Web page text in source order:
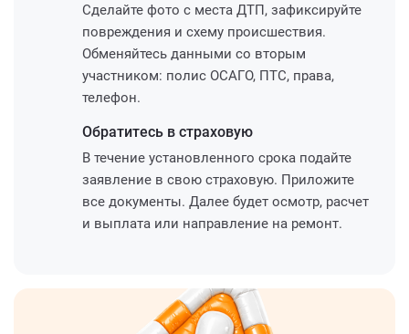
Сделайте фото с места ДТП, зафиксируйте
повреждения и схему происшествия.
Обменяйтесь данными со вторым
участником: полис ОСАГО, ПТС, права,
телефон.
Обратитесь в страховую
В течение установленного срока подайте
заявление в свою страховую. Приложите
все документы. Далее будет осмотр, расчет
и выплата или направление на ремонт.